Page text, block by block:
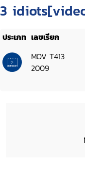
3
ประเภท เลขเรียก
MOV T413
2009